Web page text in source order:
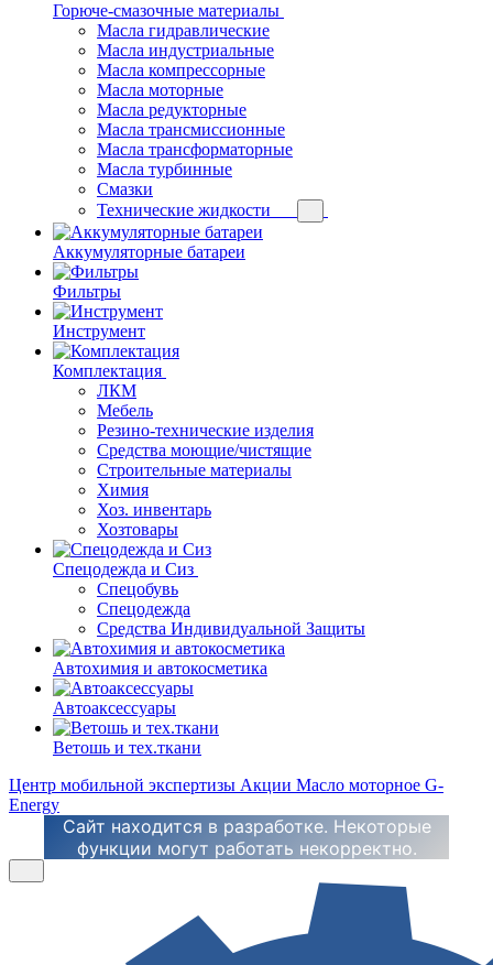
Горюче-смазочные материалы
Масла гидравлические
Масла индустриальные
Масла компрессорные
Масла моторные
Масла редукторные
Масла трансмиссионные
Масла трансформаторные
Масла турбинные
Смазки
Технические жидкости
Аккумуляторные батареи
Фильтры
Инструмент
Комплектация
ЛКМ
Мебель
Резино-технические изделия
Средства моющие/чистящие
Строительные материалы
Химия
Хоз. инвентарь
Хозтовары
Спецодежда и Сиз
Спецобувь
Спецодежда
Средства Индивидуальной Защиты
Автохимия и автокосметика
Автоаксессуары
Ветошь и тех.ткани
Центр мобильной экспертизы Акции Масло моторное G-
Energy
Сайт находится в разработке. Некоторые
функции могут работать некорректно.